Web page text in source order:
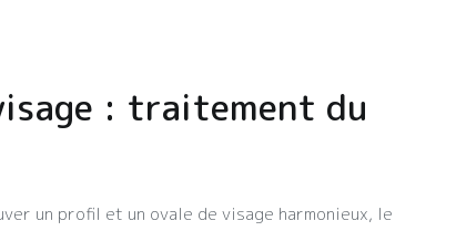
: traitement du
un profil et un ovale de visage harmonieux, le